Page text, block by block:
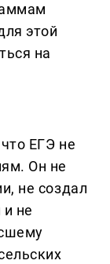
этой
на
ЕГЭ не
Он не
не создал
не